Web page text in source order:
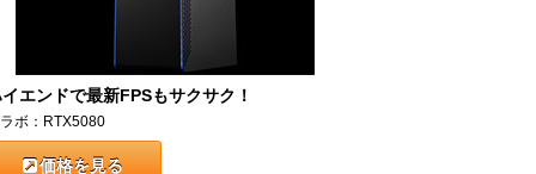
エンドで最新FPSもサクサク！
ボ：RTX5080
価格を見る